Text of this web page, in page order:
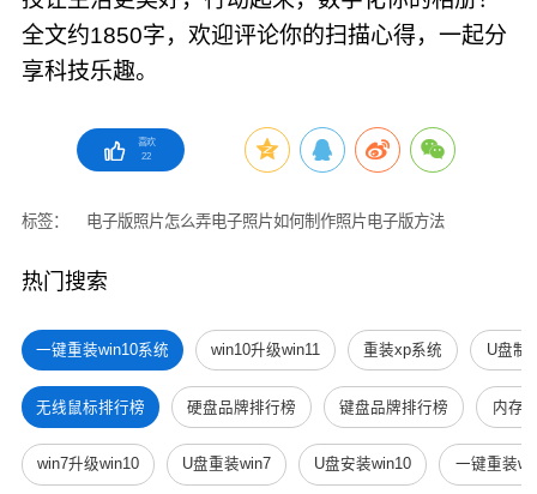
全文约1850字，欢迎评论你的扫描心得，一起分
享科技乐趣。
喜欢
22
标签： 电子版照片怎么弄电子照片如何制作照片电子版方法
热门搜索
一键重装win10系统 win10升级win11 重装xp系统 U盘制
无线鼠标排行榜 硬盘品牌排行榜 键盘品牌排行榜 内存
win7升级win10 U盘重装win7 U盘安装win10 一键重装